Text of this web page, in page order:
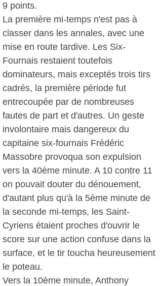
9 points.
La première mi-temps n'est pas à
classer dans les annales, avec une
mise en route tardive. Les Six-
Fournais restaient toutefois
dominateurs, mais exceptés trois tirs
cadrés, la première période fut
entrecoupée par de nombreuses
fautes de part et d'autres. Un geste
involontaire mais dangereux du
capitaine six-fournais Frédéric
Massobre provoqua son expulsion
vers la 40ème minute. A 10 contre 11
on pouvait douter du dénouement,
d'autant plus qu'à la 5ème minute de
la seconde mi-temps, les Saint-
Cyriens étaient proches d'ouvrir le
score sur une action confuse dans la
surface, et le tir toucha heureusement
le poteau.
Vers la 10ème minute, Anthony